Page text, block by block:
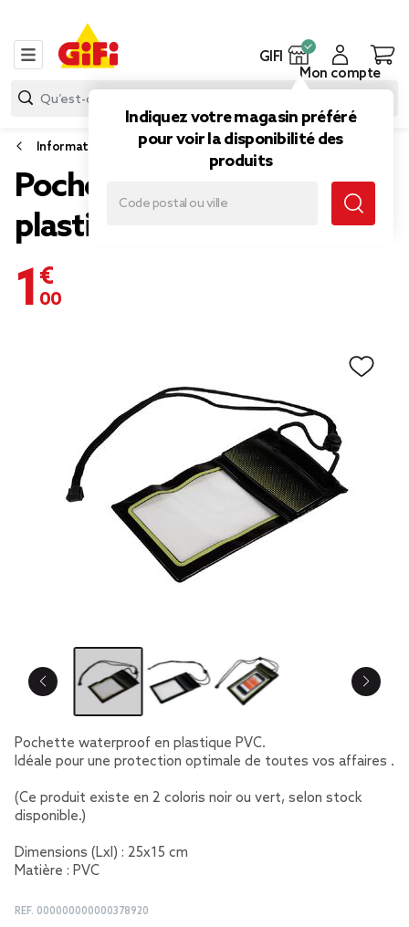
GIFI
Indiquez votre magasin préféré
pour voir la disponibilité des
produits
Mon compte
Informatique
Pochette waterproof en
plastique noir/vert
1,00 €
Pochette waterproof en plastique PVC.
Idéale pour une protection optimale de toutes vos affaires .
(Ce produit existe en 2 coloris noir ou vert, selon stock
disponible.)
Dimensions (Lxl) : 25x15 cm
Matière : PVC
REF. 000000000000378920